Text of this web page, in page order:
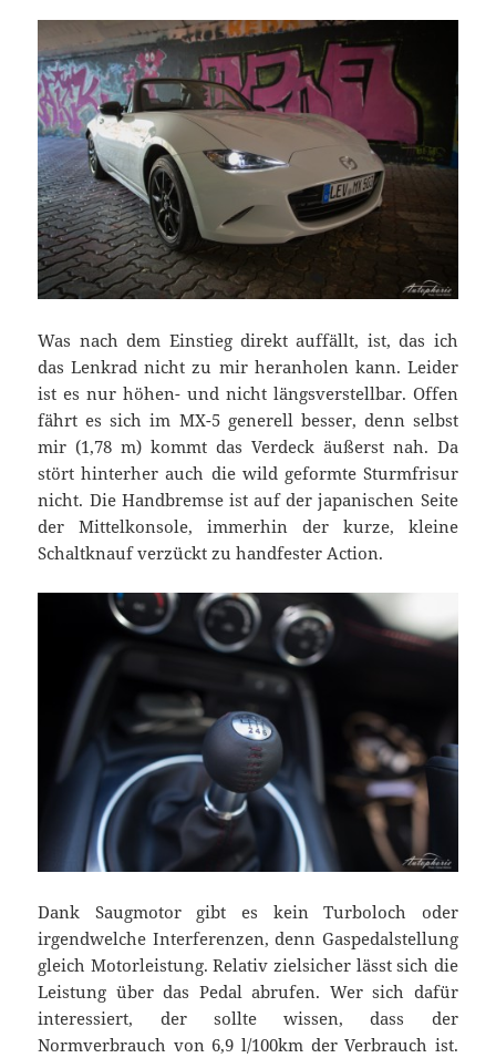
Was nach dem Einstieg direkt auffällt, ist, das ich
das Lenkrad nicht zu mir heranholen kann. Leider
ist es nur höhen- und nicht längsverstellbar. Offen
fährt es sich im MX-5 generell besser, denn selbst
mir (1,78 m) kommt das Verdeck äußerst nah. Da
stört hinterher auch die wild geformte Sturmfrisur
nicht. Die Handbremse ist auf der japanischen Seite
der Mittelkonsole, immerhin der kurze, kleine
Schaltknauf verzückt zu handfester Action.
Dank Saugmotor gibt es kein Turboloch oder
irgendwelche Interferenzen, denn Gaspedalstellung
gleich Motorleistung. Relativ zielsicher lässt sich die
Leistung über das Pedal abrufen. Wer sich dafür
interessiert, der sollte wissen, dass der
Normverbrauch von 6,9 l/100km der Verbrauch ist.